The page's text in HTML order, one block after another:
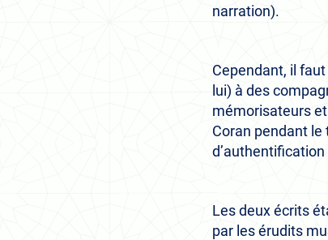
narration).
Cependant, il
lui) à des
mémorisateurs
Coran pendant le
Les deux écrits
par les érudits